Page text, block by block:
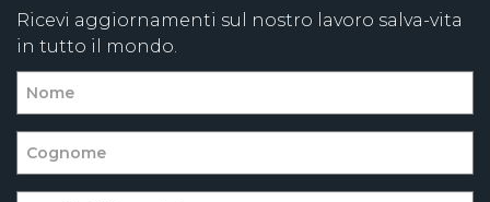
Ricevi aggiornamenti sul nostro lavoro salva-vita
in tutto il mondo.